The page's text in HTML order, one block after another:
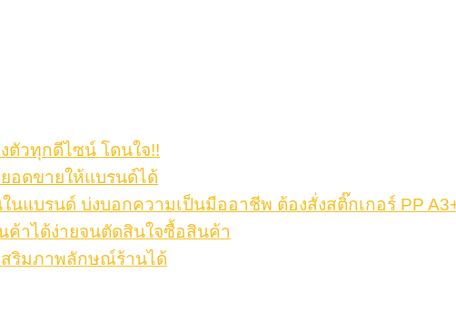
ตัวทุกดีไซน์ โดนใจ!!
อดขายให้แบรนด์ได้
แบรนด์ บ่งบอกความเป็นมืออาชีพ ต้องสั่งสติ๊กเกอร์ PP
าได้ง่ายจนตัดสินใจซื้อสินค้า
สริมภาพลักษณ์ร้านได้